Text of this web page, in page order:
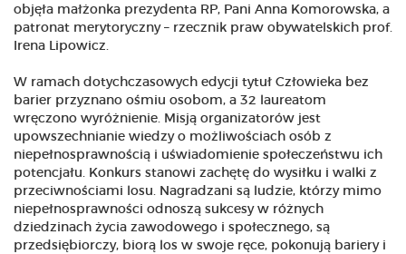
objęła małżonka prezydenta RP, Pani Anna Komorowska, a
patronat merytoryczny – rzecznik praw obywatelskich prof.
Irena Lipowicz.
W ramach dotychczasowych edycji tytuł Człowieka bez
barier przyznano ośmiu osobom, a 32 laureatom
wręczono wyróżnienie. Misją organizatorów jest
upowszechnianie wiedzy o możliwościach osób z
niepełnosprawnością i uświadomienie społeczeństwu ich
potencjału. Konkurs stanowi zachętę do wysiłku i walki z
przeciwnościami losu. Nagradzani są ludzie, którzy mimo
niepełnosprawności odnoszą sukcesy w różnych
dziedzinach życia zawodowego i społecznego, są
przedsiębiorczy, biorą los w swoje ręce, pokonują bariery i